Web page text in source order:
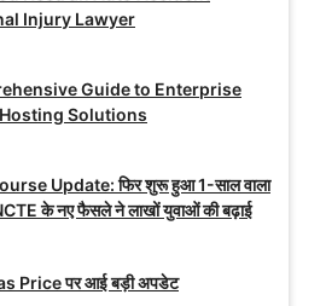
Injury Lawyer
Guide to Enterprise
Solutions
Update: फिर शुरू हुआ 1-साल वाला
के नए फैसले ने लाखों युवाओं की बढ़ाई
Price पर आई बड़ी अपडेट